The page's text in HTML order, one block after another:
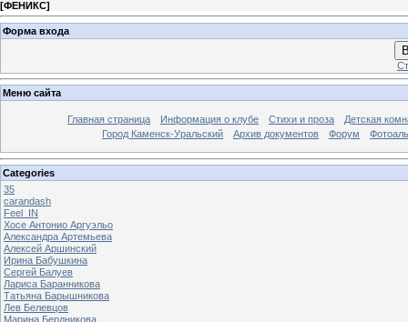
[ФЕНИКС]
Форма входа
Меню сайта
Главная страница Информация о клубе Стихи и проза
Детская
Город Каменск-Уральский
Архив документов Форум
Categories
35
carandash
Feel_IN
Хосе Антонио Аргуэльо
Александра Артемьева
Алексей Аршинский
Ирина Бабушкина
Сергей Балуев
Лариса Баранникова
Татьяна Барышникова
Лев Белевцов
Марина Бердникова